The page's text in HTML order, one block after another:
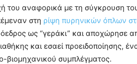
του αναφορικά με τη σύγκρουση
στη ρίψη πυρηνικών όπλων
ως “γεράκι” και αποχώρησε
και εσαεί προειδοποίησης,
βιομηχανικού συμπλέγματος.